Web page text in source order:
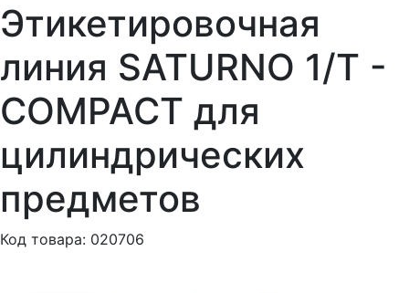
Этикетировочная
линия SATURNO 1/T -
COMPACT для
цилиндрических
предметов
Код товара: 020706